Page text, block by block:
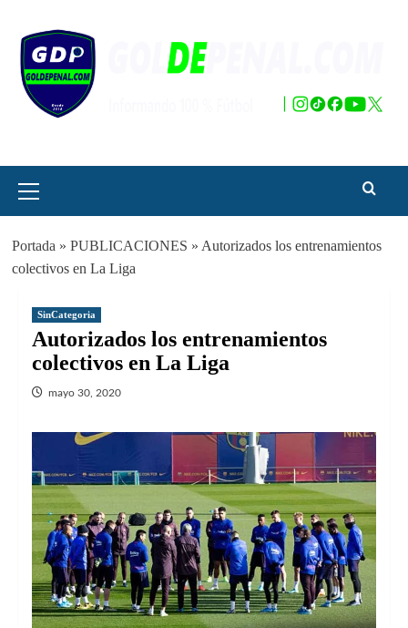
contenido
principal
Portada » PUBLICACIONES » Autorizados los entrenamientos
colectivos en La Liga
SinCategoria
Autorizados los entrenamientos
colectivos en La Liga
mayo 30, 2020